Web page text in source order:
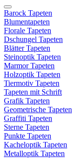
Barock Tapeten
Blumentapeten
Florale Tapeten
Dschungel Tapeten
Blätter Tapeten
Steinoptik Tapeten
Marmor Tapeten
Holzoptik Tapeten
Tiermotiv Tapeten
Tapeten mit Schrift
Grafik Tapeten
Geometrische Tapeten
Graffiti Tapeten
Sterne Tapeten
Punkte Tapeten
Kacheloptik Tapeten
Metalloptik Tapeten